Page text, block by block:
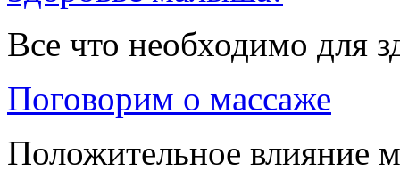
Все что необходимо для
Поговорим о массаже
Положительное влияние